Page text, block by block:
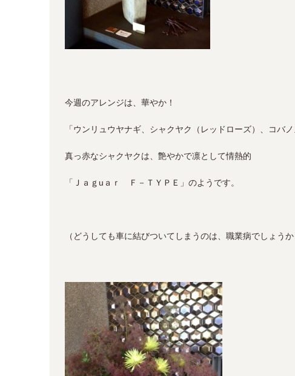
今週のアレンジは、華やか！
「ウンリュウヤナギ、シャクヤク（レッドローズ）、コバノ
真っ赤なシャクヤクは、艶やかで凛として情熱的
「Ｊａｇuａｒ Ｆ－ＴＹＰＥ」のようです。
（どうしても車に結びついてしまうのは、職業病でしょうか